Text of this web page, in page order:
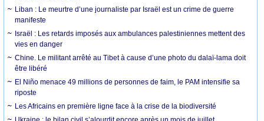
Liban : Le meurtre d’une journaliste par Israël est un crime de guerre
manifeste
Israël : Les retards imposés aux ambulances palestiniennes mettent des
vies en danger
Chine. Le militant arrêté au Tibet à cause d’une photo du dalaï-lama doit
être libéré
El Niño menace 49 millions de personnes de faim, le PAM intensifie sa
riposte
Les Africains en première ligne face à la crise de la biodiversité